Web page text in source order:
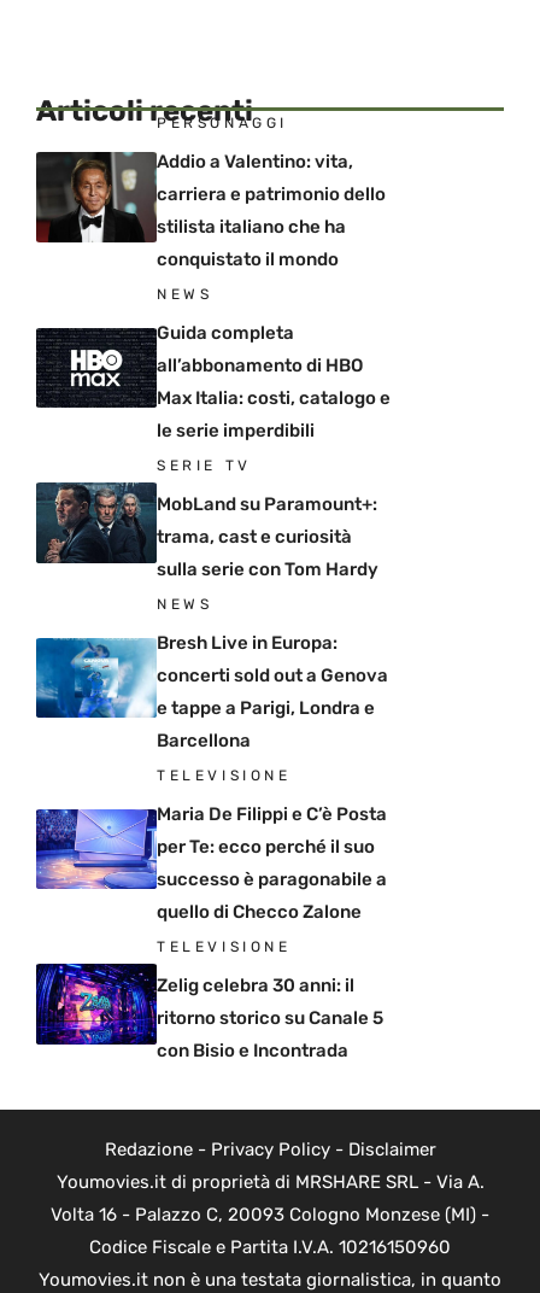
Articoli recenti
PERSONAGGI
Addio a Valentino: vita,
carriera e patrimonio dello
stilista italiano che ha
conquistato il mondo
NEWS
Guida completa
all’abbonamento di HBO
Max Italia: costi, catalogo e
le serie imperdibili
SERIE TV
MobLand su Paramount+:
trama, cast e curiosità
sulla serie con Tom Hardy
NEWS
Bresh Live in Europa:
concerti sold out a Genova
e tappe a Parigi, Londra e
Barcellona
TELEVISIONE
Maria De Filippi e C’è Posta
per Te: ecco perché il suo
successo è paragonabile a
quello di Checco Zalone
TELEVISIONE
Zelig celebra 30 anni: il
ritorno storico su Canale 5
con Bisio e Incontrada
Redazione- Privacy Policy- Disclaimer
Youmovies.it di proprietà di MRSHARE SRL - Via A.
Volta 16 - Palazzo C, 20093 Cologno Monzese (MI) -
Codice Fiscale e Partita I.V.A. 10216150960
Youmovies.it non è una testata giornalistica, in quanto